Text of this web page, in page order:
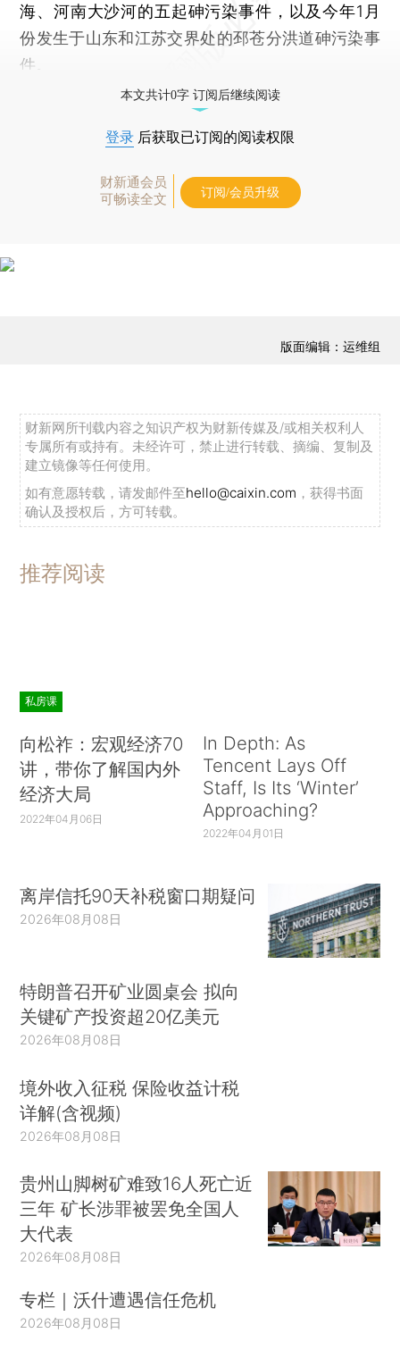
海、河南大沙河的五起砷污染事件，以及今年1月
份发生于山东和江苏交界处的邳苍分洪道砷污染事
件。
本文共计0字 订阅后继续阅读
登录 后获取已订阅的阅读权限
财新通会员
可畅读全文
订阅/会员升级
版面编辑：运维组
财新网所刊载内容之知识产权为财新传媒及/或相关权利人
专属所有或持有。未经许可，禁止进行转载、摘编、复制及
建立镜像等任何使用。
如有意愿转载，请发邮件至hello@caixin.com ，获得书面
确认及授权后，方可转载。
推荐阅读
私房课
向松祚：宏观经济70
讲，带你了解国内外
经济大局
2022年04月06日
In Depth: As
Tencent Lays Off
Staff, Is Its ‘Winter’
Approaching?
2022年04月01日
离岸信托90天补税窗口期疑问
2026年08月08日
特朗普召开矿业圆桌会 拟向
关键矿产投资超20亿美元
2026年08月08日
境外收入征税 保险收益计税
详解(含视频)
2026年08月08日
贵州山脚树矿难致16人死亡近
三年 矿长涉罪被罢免全国人
大代表
2026年08月08日
专栏｜沃什遭遇信任危机
2026年08月08日